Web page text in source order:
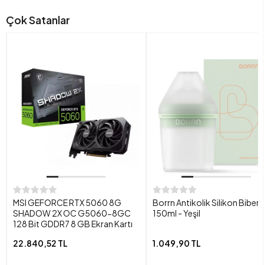
Çok Satanlar
MSI GEFORCE RTX 5060 8G
SHADOW 2X OC G5060-8GC
128 Bit GDDR7 8 GB Ekran Kartı
22.840,52 TL
Borrn Antikolik Silikon
150ml - Yeşil
1.049,90 TL